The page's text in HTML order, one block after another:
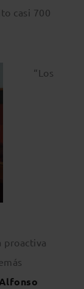
casi 700
“Los
proactiva
Alfonso